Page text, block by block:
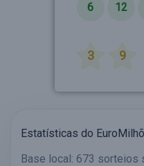
6 12
3 9
Estatísticas do
Base local: 673 sorteios